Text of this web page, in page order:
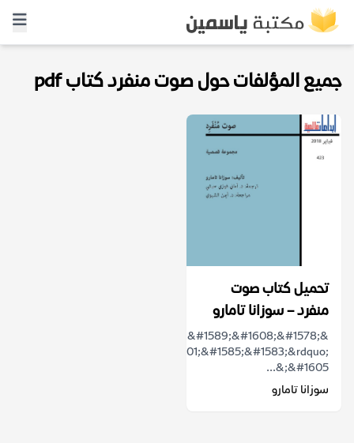
جميع المؤلفات حول صوت منفرد كتاب pdf
تحميل كتاب صوت
منفرد – سوزانا تامارو
&ldquo;&#1589;&#1608;&#1578;
&#1605;&#1606;&#1601;&#1585;&#1583;&rdquo;
&#1605;&...
سوزانا تامارو